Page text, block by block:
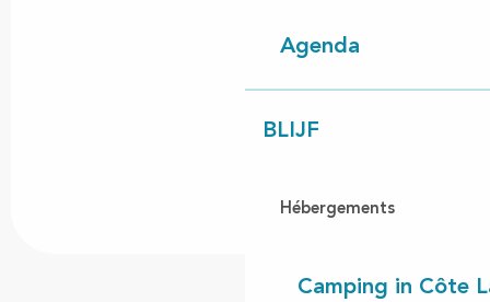
Agenda
BLIJF
Hébergements
Camping in Côte